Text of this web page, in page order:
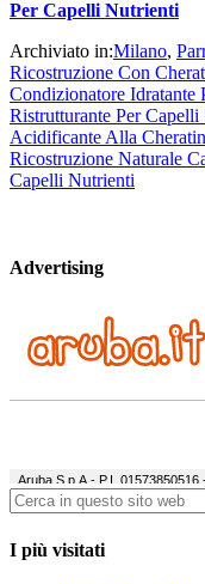
Per Capelli Nutrienti
Archiviato in:Milano,
Ricostruzione Con
Condizionatore Idratante
Ristrutturante Per
Acidificante Alla
Ricostruzione Naturale
Capelli Nutrienti
Advertising
I più visitati